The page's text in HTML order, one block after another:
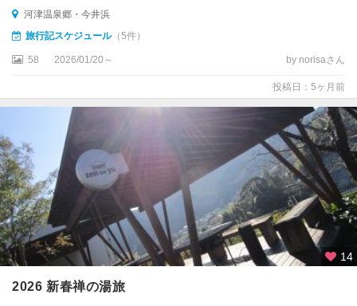
山
河津温泉郷・今井浜
旅行記スケジュール（5件）
58 2026/01/20～ by norisaさん
投稿日：5ヶ月前
14
2026 新春禅の湯旅